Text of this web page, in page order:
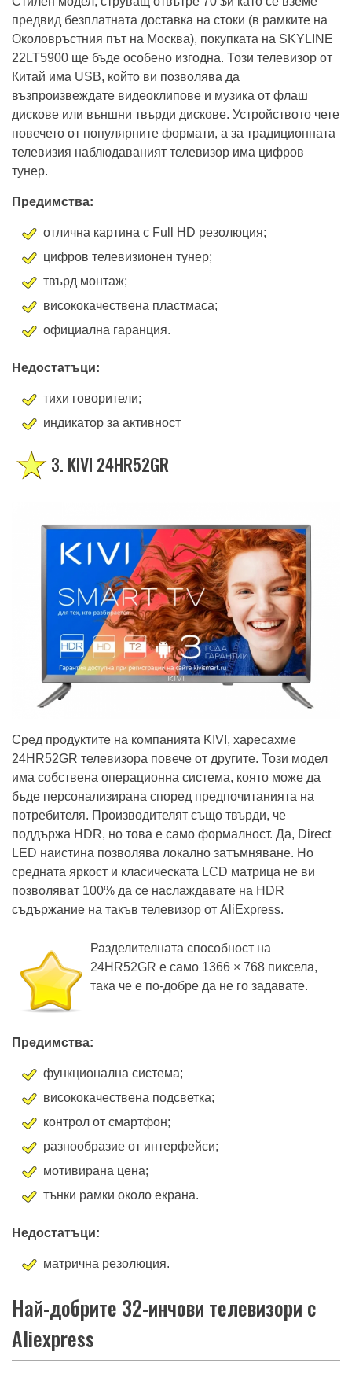
Стилен модел, струващ отвътре 70 $и като се вземе
предвид безплатната доставка на стоки (в рамките на
Околовръстния път на Москва), покупката на SKYLINE
22LT5900 ще бъде особено изгодна. Този телевизор от
Китай има USB, който ви позволява да
възпроизвеждате видеоклипове и музика от флаш
дискове или външни твърди дискове. Устройството чете
повечето от популярните формати, а за традиционната
телевизия наблюдаваният телевизор има цифров
отлична картина с Full HD резолюция;
цифров телевизионен тунер;
твърд монтаж;
висококачествена пластмаса;
тихи говорители;
3. KIVI 24HR52GR
Сред продуктите на компанията KIVI, харесахме
24HR52GR телевизора повече от другите. Този модел
има собствена операционна система, която може да
бъде персонализирана според предпочитанията на
потребителя. Производителят също твърди, че
поддържа HDR, но това е само формалност. Да, Direct
LED наистина позволява локално затъмняване. Но
средната яркост и класическата LCD матрица не ви
позволяват 100% да се наслаждавате на HDR
Разделителната способност на
24HR52GR е само 1366 × 768 пиксела,
функционална система;
висококачествена подсветка;
контрол от смартфон;
разнообразие от интерфейси;
мотивирана цена;
Най-добрите 32-инчови телевизори с
Aliexpress